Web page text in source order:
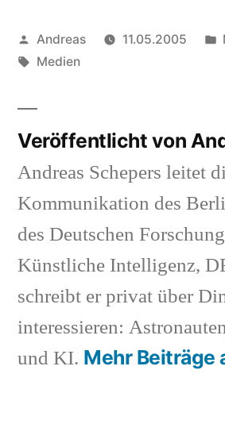
Veröffentlicht
von
Andreas 11.05.2005
Schlagwörter:
Medien
Veröffentlicht von
Andreas Schepers leitet
Kommunikation des
des Deutschen
Künstliche Intelligenz,
schreibt er privat über
interessieren:
und KI. Mehr Beiträge